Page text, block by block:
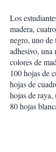
Los
madera,
negro, uno
adhesivo, una
colores de
100 hojas de
hojas de
hojas de
80 hojas